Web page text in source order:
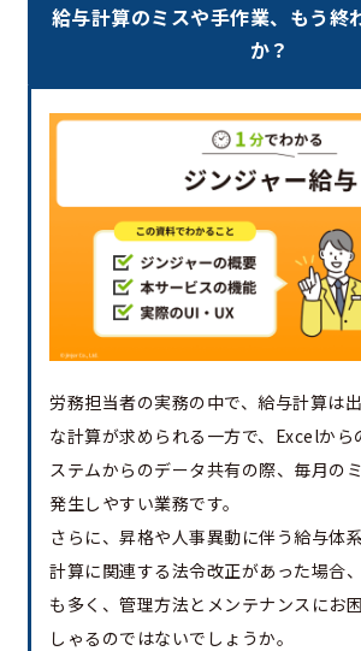
給与計算のミスや手作業、もう終
か？
労務担当者の実務の中で、給与計算は
な計算が求められる一方で、Excelから
ステムからのデータ共有の際、毎月の
発生しやすい業務です。
さらに、昇格や人事異動に伴う給与体
計算に関連する法令改正があった場合
も多く、管理方法とメンテナンスにお
しゃるのではないでしょうか。